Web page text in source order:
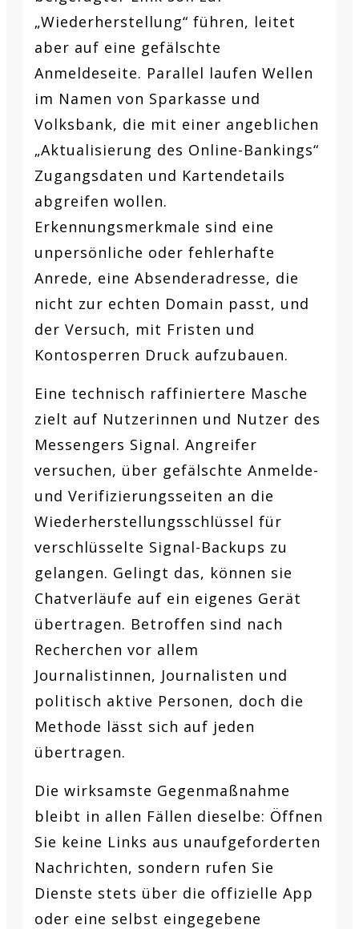
„Wiederherstellung“ führen, leitet
aber auf eine gefälschte
Anmeldeseite. Parallel laufen Wellen
im Namen von Sparkasse und
Volksbank, die mit einer angeblichen
„Aktualisierung des Online-Bankings“
Zugangsdaten und Kartendetails
abgreifen wollen.
Erkennungsmerkmale sind eine
unpersönliche oder fehlerhafte
Anrede, eine Absenderadresse, die
nicht zur echten Domain passt, und
der Versuch, mit Fristen und
Kontosperren Druck aufzubauen.
Eine technisch raffiniertere Masche
zielt auf Nutzerinnen und Nutzer des
Messengers Signal. Angreifer
versuchen, über gefälschte Anmelde-
und Verifizierungsseiten an die
Wiederherstellungsschlüssel für
verschlüsselte Signal-Backups zu
gelangen. Gelingt das, können sie
Chatverläufe auf ein eigenes Gerät
übertragen. Betroffen sind nach
Recherchen vor allem
Journalistinnen, Journalisten und
politisch aktive Personen, doch die
Methode lässt sich auf jeden
übertragen.
Die wirksamste Gegenmaßnahme
bleibt in allen Fällen dieselbe: Öffnen
Sie keine Links aus unaufgeforderten
Nachrichten, sondern rufen Sie
Dienste stets über die offizielle App
oder eine selbst eingegebene